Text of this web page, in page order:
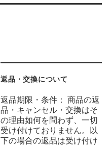
返品・交換について
返品期限・条件： 商品の返
品・キャンセル・交換はそ
の理由如何を問わず、一切
受け付けておりません。以
下の場合の返品は受け付け